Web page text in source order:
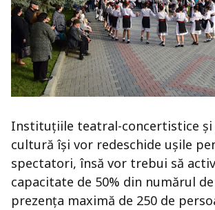
Instituțiile teatral-concertistice și
cultură își vor redeschide ușile
spectatori, însă vor trebui să
capacitate de 50% din numărul
prezența maximă de 250 de